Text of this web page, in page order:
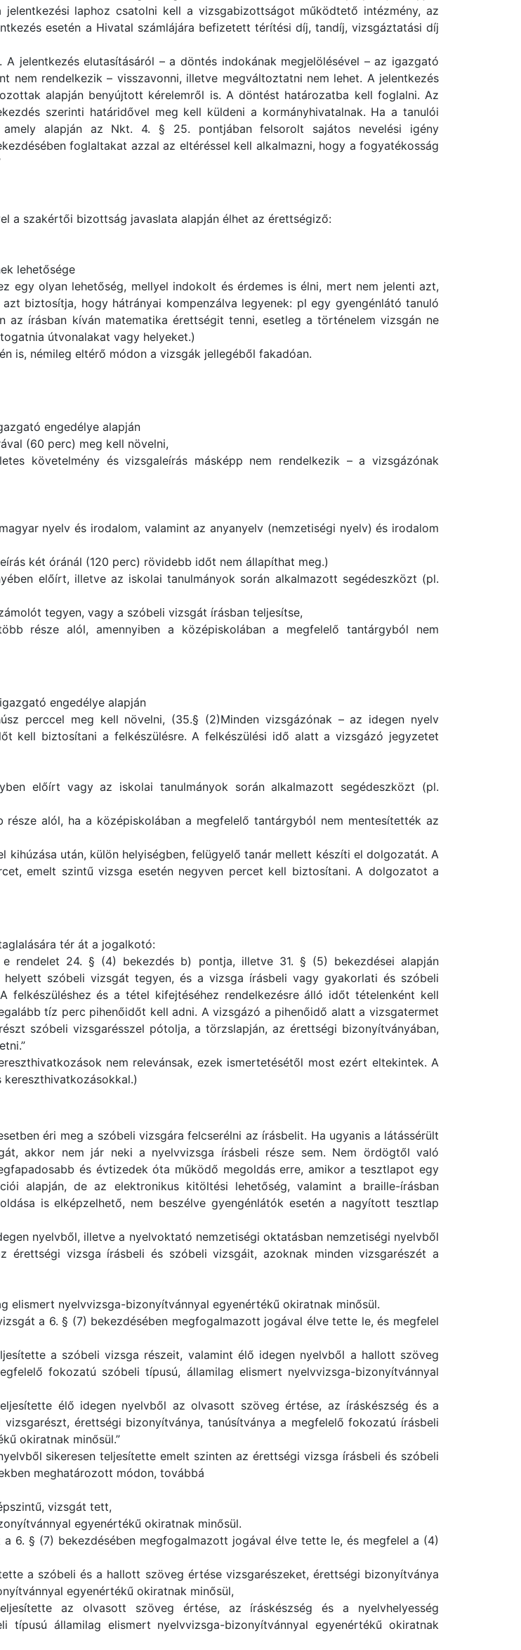
laphoz csatolni kell a vizsgabizottságot működtető intézmény, az
esetén a Hivatal számlájára befizetett térítési díj, tandíj, vizsgáztatási díj
jelentkezés elutasításáról – a döntés indokának megjelölésével – az igazgató
nem rendelkezik – visszavonni, illetve megváltoztatni nem lehet. A jelentkezés
alapján benyújtott kérelemről is. A döntést határozatba kell foglalni. Az
szerinti határidővel meg kell küldeni a kormányhivatalnak. Ha a tanulói
alapján az Nkt. 4. § 25. pontjában felsorolt sajátos nevelési igény
foglaltakat azzal az eltéréssel kell alkalmazni, hogy a fogyatékosság
a szakértői bizottság javaslata alapján élhet az érettségiző:
lehetősége
egy olyan lehetőség, mellyel indokolt és érdemes is élni, mert nem jelenti azt,
biztosítja, hogy hátrányai kompenzálva legyenek: pl egy gyengénlátó tanuló
az írásban kíván matematika érettségit tenni, esetleg a történelem vizsgán ne
útvonalakat vagy helyeket.)
is, némileg eltérő módon a vizsgák jellegéből fakadóan.
engedélye alapján
(60 perc) meg kell növelni,
követelmény és vizsgaleírás másképp nem rendelkezik – a vizsgázónak
nyelv és irodalom, valamint az anyanyelv (nemzetiségi nyelv) és irodalom
két óránál (120 perc) rövidebb időt nem állapíthat meg.)
előírt, illetve az iskolai tanulmányok során alkalmazott segédeszközt (pl.
tegyen, vagy a szóbeli vizsgát írásban teljesítse,
része alól, amennyiben a középiskolában a megfelelő tantárgyból nem
engedélye alapján
perccel meg kell növelni, (35.§ (2)Minden vizsgázónak – az idegen nyelv
kell biztosítani a felkészülésre. A felkészülési idő alatt a vizsgázó jegyzetet
előírt vagy az iskolai tanulmányok során alkalmazott segédeszközt (pl.
alól, ha a középiskolában a megfelelő tantárgyból nem mentesítették az
után, külön helyiségben, felügyelő tanár mellett készíti el dolgozatát. A
emelt szintű vizsga esetén negyven percet kell biztosítani. A dolgozatot a
tér át a jogalkotó:
rendelet 24. § (4) bekezdés b) pontja, illetve 31. § (5) bekezdései alapján
szóbeli vizsgát tegyen, és a vizsga írásbeli vagy gyakorlati és szóbeli
és a tétel kifejtéséhez rendelkezésre álló időt tételenként kell
tíz perc pihenőidőt kell adni. A vizsgázó a pihenőidő alatt a vizsgatermet
szóbeli vizsgarésszel pótolja, a törzslapján, az érettségi bizonyítványában,
nem relevánsak, ezek ismertetésétől most ezért eltekintek. A
éri meg a szóbeli vizsgára felcserélni az írásbelit. Ha ugyanis a látássérült
akkor nem jár neki a nyelvvizsga írásbeli része sem. Nem ördögtől való
és évtizedek óta működő megoldás erre, amikor a tesztlapot egy
alapján, de az elektronikus kitöltési lehetőség, valamint a braille-írásban
is elképzelhető, nem beszélve gyengénlátók esetén a nagyított tesztlap
nyelvből, illetve a nyelvoktató nemzetiségi oktatásban nemzetiségi nyelvből
vizsga írásbeli és szóbeli vizsgáit, azoknak minden vizsgarészét a
elismert nyelvvizsga-bizonyítvánnyal egyenértékű okiratnak minősül.
a 6. § (7) bekezdésében megfogalmazott jogával élve tette le, és megfelel
a szóbeli vizsga részeit, valamint élő idegen nyelvből a hallott szöveg
fokozatú szóbeli típusú, államilag elismert nyelvvizsga-bizonyítvánnyal
élő idegen nyelvből az olvasott szöveg értése, az íráskészség és a
érettségi bizonyítványa, tanúsítványa a megfelelő fokozatú írásbeli
okiratnak minősül.”
sikeresen teljesítette emelt szinten az érettségi vizsga írásbeli és szóbeli
meghatározott módon, továbbá
vizsgát tett,
egyenértékű okiratnak minősül.
6. § (7) bekezdésében megfogalmazott jogával élve tette le, és megfelel a (4)
a szóbeli és a hallott szöveg értése vizsgarészeket, érettségi bizonyítványa
egyenértékű okiratnak minősül,
az olvasott szöveg értése, az íráskészség és a nyelvhelyesség
típusú államilag elismert nyelvvizsga-bizonyítvánnyal egyenértékű okiratnak